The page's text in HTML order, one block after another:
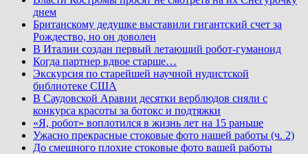
днем
Британскому дедушке выставили гигантский счет за
Рождество, но он доволен
В Италии создан первый летающий робот-гуманоид
Когда партнер вдвое старше…
Экскурсия по старейшей научной нудистской
библиотеке США
В Саудовской Аравии десятки верблюдов сняли с
конкурса красоты за ботокс и подтяжки
«Я, робот» воплотился в жизнь лет на 15 раньше
Ужасно прекрасные стоковые фото нашей работы (ч. 2)
До смешного плохие стоковые фото вашей работы